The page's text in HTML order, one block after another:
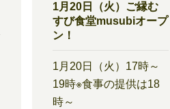
1月20日（火）ご縁む
すび食堂musubiオープ
ン！
1月20日（火）17時～
19時※食事の提供は18
時～